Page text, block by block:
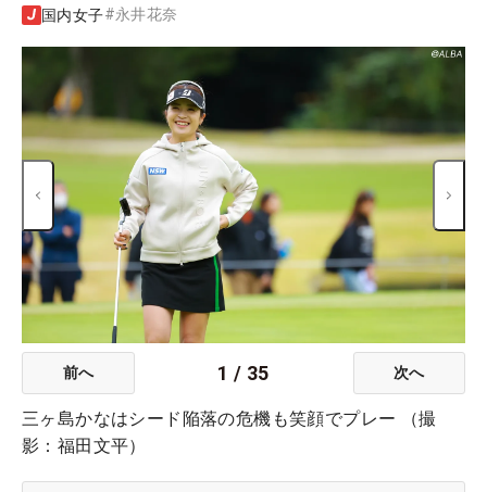
国内女子#永井花奈
前へ 1 / 35 次へ
三ヶ島かなはシード陥落の危機も笑顔でプレー （撮
影：福田文平）